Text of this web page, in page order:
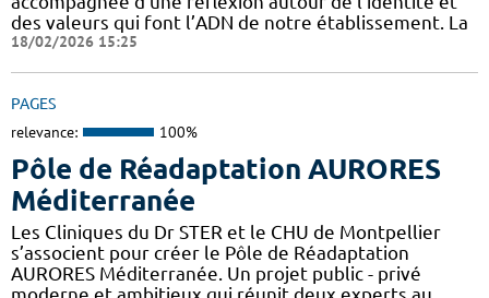
des valeurs qui font l’ADN de notre établissement. La
18/02/2026 15:25
PAGES
relevance: 100%
Pôle de Réadaptation AURORES
Méditerranée
Les Cliniques du Dr STER et le CHU de Montpellier
s’associent pour créer le Pôle de Réadaptation
AURORES Méditerranée. Un projet public - privé